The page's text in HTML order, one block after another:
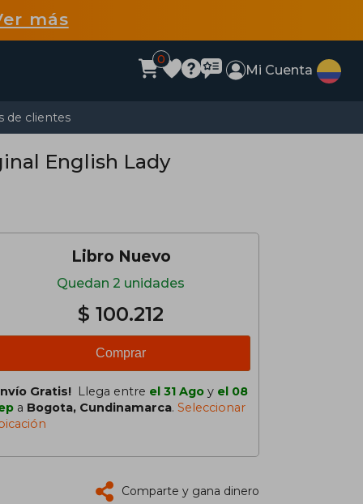
más
0
Mi Cuenta
de clientes
English Lady
Libro Nuevo
Quedan 2 unidades
$ 100.212
Comprar
Gratis! Llega entre el 31 Ago y el 08
a Bogota, Cundinamarca. Seleccionar
Comparte y gana dinero